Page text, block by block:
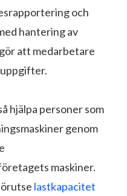
och
hantering av
att medarbetare
hjälpa personer som
genom
maskiner.
lastkapacitet